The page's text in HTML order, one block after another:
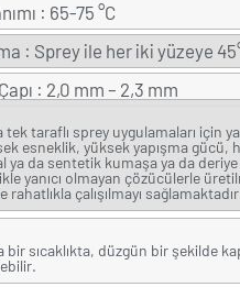
: 65-75 °C
: Sprey ile her iki yüzeye
: 2,0 mm – 2,3 mm
tek taraflı sprey uygulamaları
esneklik, yüksek yapışma
ya da sentetik kumaşa ya da
yanıcı olmayan çözücülerle
çalışılmayı
bir sıcaklıkta, düzgün bir şekilde